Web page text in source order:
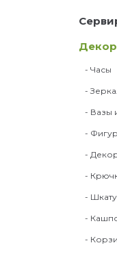
Декор
- Часы
-
- Вазы
-
-
-
-
-
-